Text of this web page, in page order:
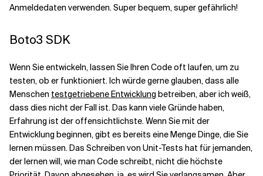
Anmeldedaten verwenden. Super bequem, super gefährlich!
Boto3 SDK
Wenn Sie entwickeln, lassen Sie Ihren Code oft laufen, um zu
testen, ob er funktioniert. Ich würde gerne glauben, dass alle
Menschen testgetriebene Entwicklung betreiben, aber ich weiß,
dass dies nicht der Fall ist. Das kann viele Gründe haben,
Erfahrung ist der offensichtlichste. Wenn Sie mit der
Entwicklung beginnen, gibt es bereits eine Menge Dinge, die Sie
lernen müssen. Das Schreiben von Unit-Tests hat für jemanden,
der lernen will, wie man Code schreibt, nicht die höchste